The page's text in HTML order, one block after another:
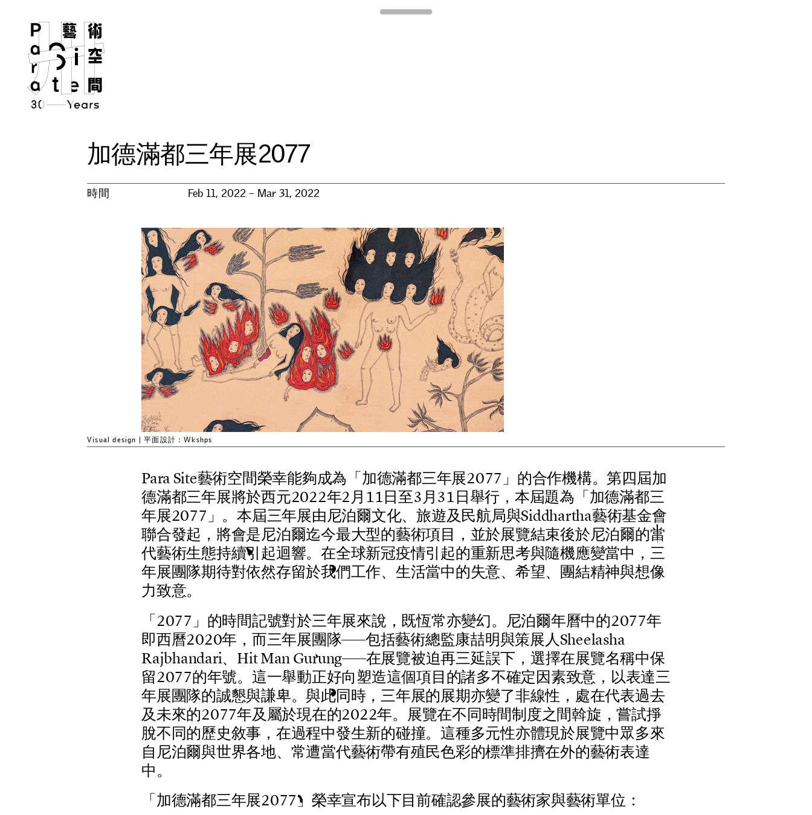
加德滿都三年展2077
時間 Feb 11, 2022 – Mar 31, 2022
Visual design | 平面設計：Wkshps
Para Site藝術空間榮幸能夠成為 「加德滿都三年展2077 」 的合作機構。 第四屆加
德滿都三年展將於西元2022年2月 11日至3月31日舉行 ， 本屆題為 「加德滿都三
年展2077 」 。本屆三年展由尼泊爾文化、旅遊及民航局與Siddhartha藝術基金會
聯合發起 ， 將會是尼泊爾迄今最大型的藝術項目 ， 並於展覽結束後於尼泊爾的當
代藝術生態持續引起迴響。在全球新冠疫情引起的重新思考與隨機應變當中 ， 三
年展團隊期待對依然存留於我們工作、 生活當中的失意、 希望、 團結精神與想像
力致意。
「2077 」 的時間記號對於三年展來說 ， 既恆常亦變幻。 尼泊爾年曆中的2077年
即西曆2020年 ， 而三年展團隊——包括藝術總監康喆明與策展人Sheelasha
Rajbhandari、 HitManGurung——在展覽被迫再三延誤下 ， 選擇在展覽名稱中保
留2077的年號。 這一舉動正好向塑造這個項目的諸多不確定因素致意 ， 以表達三
年展團隊的誠懇與謙卑。與此同時，三年展的展期亦變了非線性 ， 處在代表過去
及未來的2077年及屬於現在的2022年。 展覽在不同時間制度之間斡旋 ，嘗試掙
脫不同的歷史敘事 ， 在過程中發生新的碰撞。這種多元性亦體現於展覽中眾多來
自尼泊爾與世界各地、 常遭當代藝術帶有殖民色彩的標準排擠在外的藝術表達
中。
「加德滿都三年展2077」 榮幸宣布以下目前確認參展的藝術家與藝術單位 ：